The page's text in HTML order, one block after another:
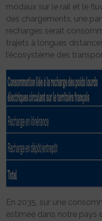
modaux sur le rail et le
des chargements, une
recharges serait
trajets à longues
l’écosystème des
En 2035, sur une
estimée dans notre pays